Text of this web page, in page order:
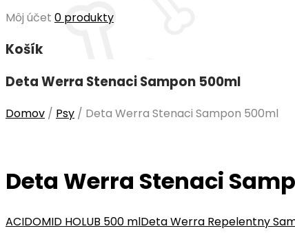
Môj účet 0 produkty
Košík
Deta Werra Stenaci Sampon 500ml
Domov / Psy / Deta Werra Stenaci Sampon 500ml
Deta Werra Stenaci
ACIDOMID HOLUB 500 mlDeta Werra Repelentny